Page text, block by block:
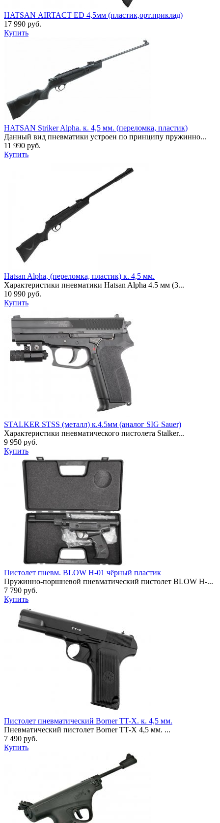
HATSAN АIRTACT ED 4,5мм (пластик,орт.приклад)
17 990 руб.
Купить
HATSAN Striker Alpha. к. 4,5 мм. (переломка, пластик)
Данный вид пневматики устроен по принципу пружинно...
11 990 руб.
Купить
Hatsan Alpha, (переломка, пластик) к. 4,5 мм.
Характеристики пневматики Hatsan Alpha 4.5 мм (3...
10 990 руб.
Купить
STALKER STSS (металл) к.4.5мм (аналог SIG Sauer)
Характеристики пневматического пистолета Stalker...
9 950 руб.
Купить
Пистолет пневм. BLOW H-01 чёрный пластик
Пружинно-поршневой пневматический пистолет BLOW H-...
7 790 руб.
Купить
Пистолет пневматический Borner TT-X. к. 4,5 мм.
Пневматический пистолет Borner TT-X 4,5 мм. ...
7 490 руб.
Купить